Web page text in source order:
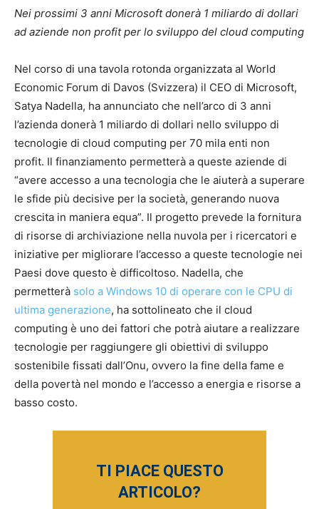
Nei prossimi 3 anni Microsoft donerà 1 miliardo di dollari
ad aziende non profit per lo sviluppo del cloud computing
Nel corso di una tavola rotonda organizzata al World
Economic Forum di Davos (Svizzera) il CEO di Microsoft,
Satya Nadella, ha annunciato che nell’arco di 3 anni
l’azienda donerà 1 miliardo di dollari nello sviluppo di
tecnologie di cloud computing per 70 mila enti non
profit. Il finanziamento permetterà a queste aziende di
“avere accesso a una tecnologia che le aiuterà a superare
le sfide più decisive per la società, generando nuova
crescita in maniera equa”. Il progetto prevede la fornitura
di risorse di archiviazione nella nuvola per i ricercatori e
iniziative per migliorare l’accesso a queste tecnologie nei
Paesi dove questo è difficoltoso. Nadella, che
permetterà solo a Windows 10 di operare con le CPU di
ultima generazione, ha sottolineato che il cloud
computing è uno dei fattori che potrà aiutare a realizzare
tecnologie per raggiungere gli obiettivi di sviluppo
sostenibile fissati dall’Onu, ovvero la fine della fame e
della povertà nel mondo e l’accesso a energia e risorse a
basso costo.
TI PIACE QUESTO
ARTICOLO?